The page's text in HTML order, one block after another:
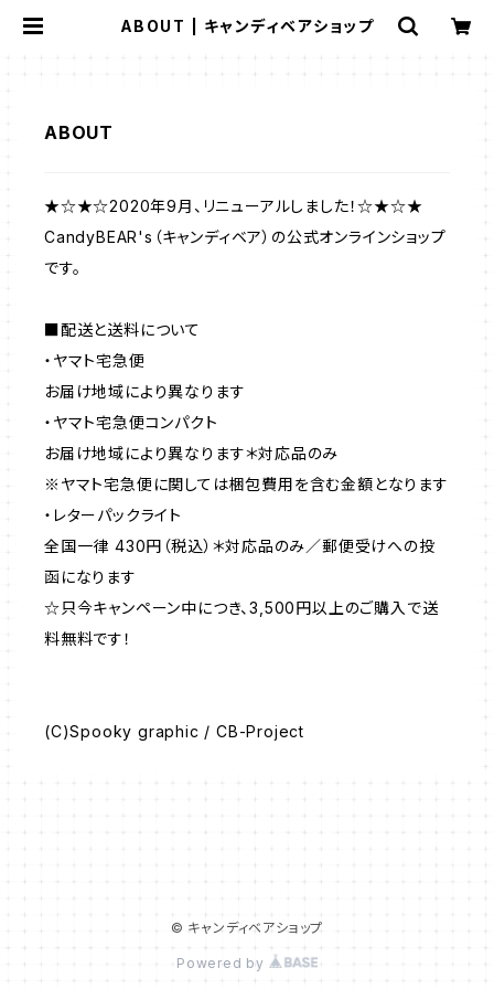
ABOUT | キャンディベアショップ
ABOUT
★☆★☆2020年9月、リニューアルしました！☆★☆★
CandyBEAR's（キャンディベア）の公式オンラインショップ
です。
■配送と送料について
・ヤマト宅急便
お届け地域により異なります
・ヤマト宅急便コンパクト
お届け地域により異なります＊対応品のみ
※ヤマト宅急便に関しては梱包費用を含む金額となります
・レターパックライト
全国一律 430円（税込）＊対応品のみ／郵便受けへの投
函になります
☆只今キャンペーン中につき、3,500円以上のご購入で送
料無料です！
(C)Spooky graphic / CB-Project
© キャンディベアショップ
Powered by